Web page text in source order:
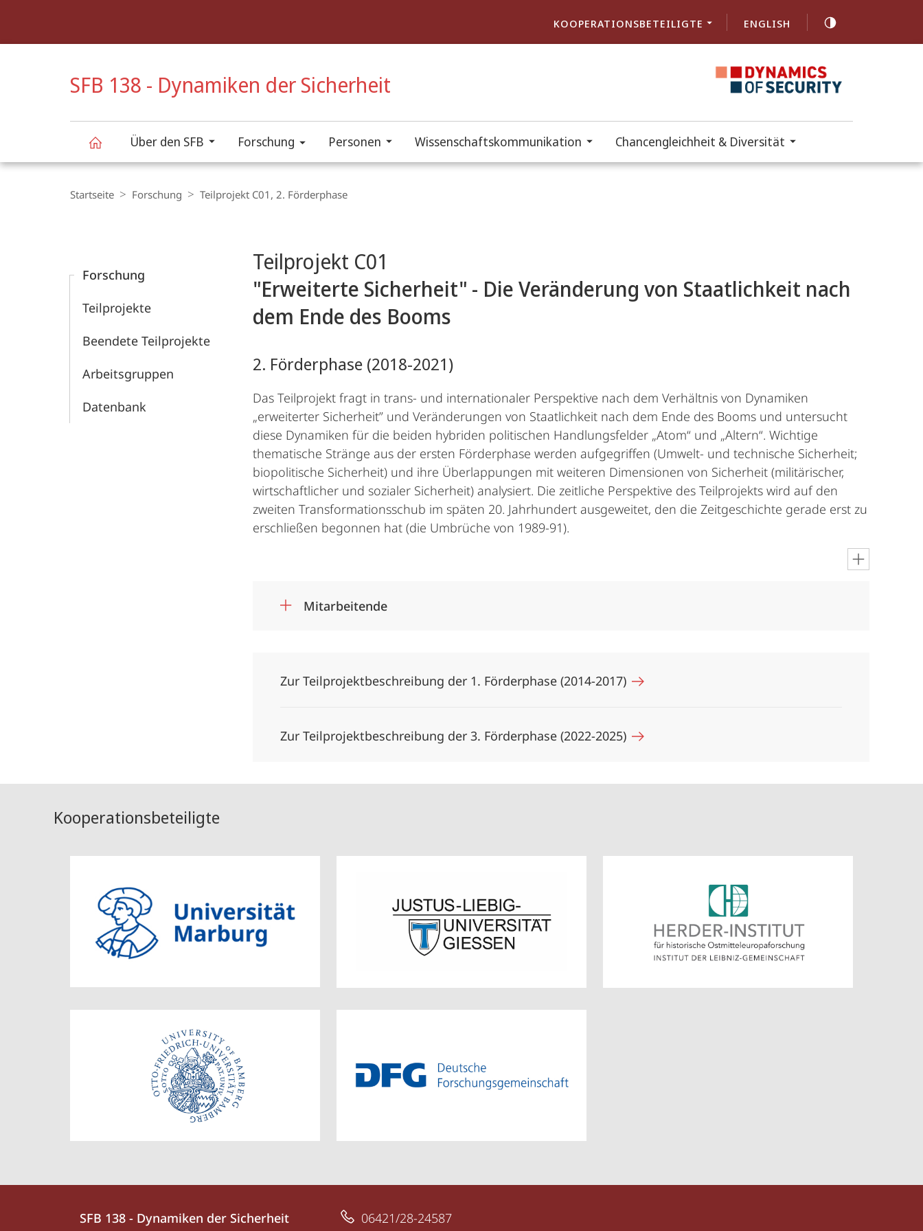
KOOPERATIONSBETEILIGTE ENGLISH
SFB 138 - Dynamiken der Sicherheit
Dynamiken
der
Sicherheit
Über den SFB Forschung Personen Wissenschaftskommunikation Chancengleichheit & Diversität
Navigation
Startseite Forschung Teilprojekt C01, 2. Förderphase
Forschung
Teilprojekte
Beendete Teilprojekte
Arbeitsgruppen
Datenbank
Teilprojekt C01
"Erweiterte Sicherheit" - Die Veränderung von Staatlichkeit nach
dem Ende des Booms
2. Förderphase (2018-2021)
Das Teilprojekt fragt in trans- und internationaler Perspektive nach dem Verhältnis von Dynamiken
„erweiterter Sicherheit” und Veränderungen von Staatlichkeit nach dem Ende des Booms und untersucht
diese Dynamiken für die beiden hybriden politischen Handlungsfelder „Atom“ und „Altern“. Wichtige
thematische Stränge aus der ersten Förderphase werden aufgegriffen (Umwelt- und technische Sicherheit;
biopolitische Sicherheit) und ihre Überlappungen mit weiteren Dimensionen von Sicherheit (militärischer,
wirtschaftlicher und sozialer Sicherheit) analysiert. Die zeitliche Perspektive des Teilprojekts wird auf den
zweiten Transformationsschub im späten 20. Jahrhundert ausgeweitet, den die Zeitgeschichte gerade erst zu
erschließen begonnen hat (die Umbrüche von 1989-91).
Mitarbeitende
Zur Teilprojektbeschreibung der 1. Förderphase (2014-2017)
Zur Teilprojektbeschreibung der 3. Förderphase (2022-2025)
Kooperationsbeteiligte
Kontaktinformationen
SFB 138 - Dynamiken der Sicherheit 06421/28-24587